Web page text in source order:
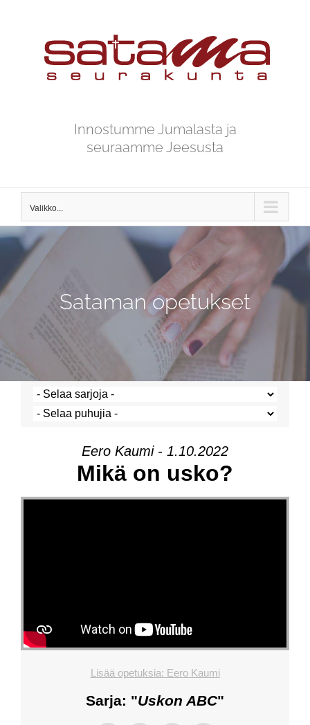
Innostumme Jumalasta ja
seuraamme Jeesusta
Valikko...
Sataman opetukset
Eero Kaumi - 1.10.2022
Mikä on usko?
Lisää opetuksia: Eero Kaumi
Sarja: "Uskon ABC"